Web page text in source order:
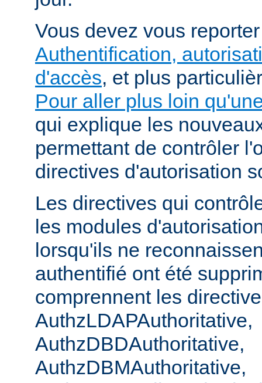
Vous devez vous
Authentification,
d'accès, et plus
Pour aller plus loin
qui explique les
permettant de contrôler
directives d'autorisation
Les directives qui
les modules
lorsqu'ils ne
authentifié ont été
comprennent les
AuthzLDAPAuthoritative,
AuthzDBDAuthoritative,
AuthzDBMAuthoritative,